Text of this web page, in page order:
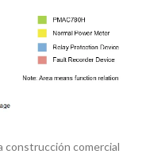
construcción comercial